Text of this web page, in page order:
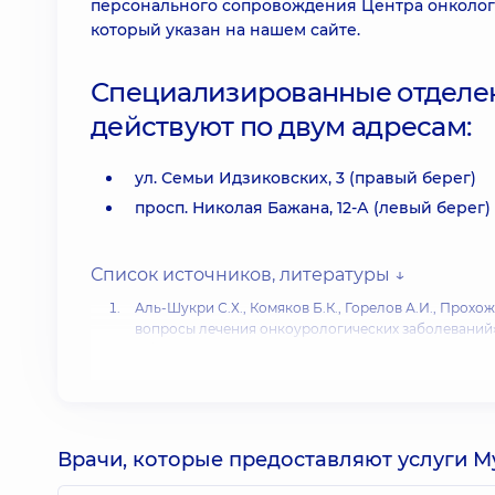
персонального сопровождения Центра
который указан на нашем сайте.
Специализированные
действуют по двум адресам:
ул. Семьи Идзиковских, 3 (правый берег)
просп. Николая Бажана, 12-А (левый берег)
Список источников, литературы ↓
Аль-Шукри С.Х., Комяков Б.К., Горелов А.И.,
вопросы лечения онкоурологических
Бойко В.В., Малоштан А.В., Тищенко А.М., Скорый
печени после ее резекции // Анн. хир. гепатол. –
Врачи, которые предоставляют услуги